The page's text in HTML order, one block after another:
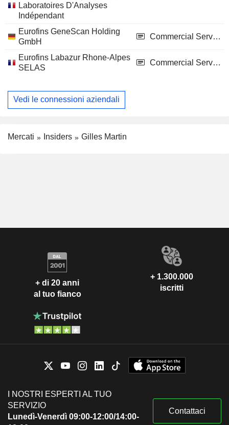
Laboratoires D'Analyses
Indépendant
Eurofins GeneScan Holding
GmbH
Commercial Services
Eurofins Labazur Rhone-Alpes
SELAS
Commercial Services
Vedi le connessioni aziendali
Mercati Insiders Gilles Martin
+ di 20 anni
al tuo fianco
+ 1.300.000
iscritti
I NOSTRI ESPERTI AL TUO
SERVIZIO
Lunedì-Venerdì 09:00-12:00/14:00-
Contattaci